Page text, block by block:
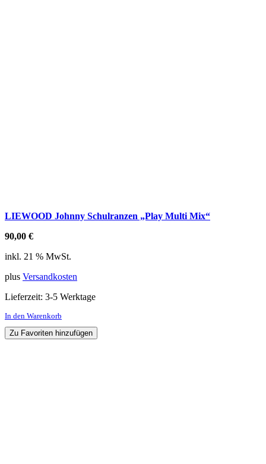
LIEWOOD Johnny Schulranzen „Play Multi Mix“
90,00 €
inkl. 21 % MwSt.
plus Versandkosten
Lieferzeit: 3-5 Werktage
In den Warenkorb
Zu Favoriten hinzufügen